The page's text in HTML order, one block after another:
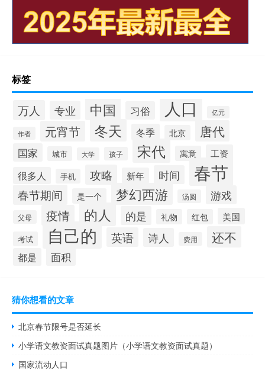
标签
万人 专业 中国 习俗 人口 亿元
作者 元宵节 冬天 冬季 北京 唐代
国家 城市 大学 孩子 宋代 寓意 工资
很多人 手机 攻略 新年 时间 春节
春节期间 是一个 梦幻西游 汤圆 游戏
父母 疫情 的人 的是 礼物 红包 美国
考试 自己的 英语 诗人 费用 还不
都是 面积
猜你想看的文章
北京春节限号是否延长
小学语文教资面试真题图片（小学语文教资面试真题）
国家流动人口